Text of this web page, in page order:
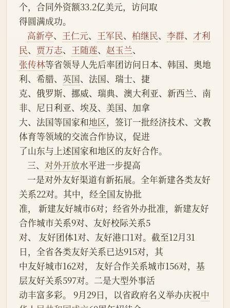
个，合同外资额33.2亿美元，访问取
得圆满成功。
高新亭、 王仁元、 王军民、 柏继民、 李群、 才利
民、 贾万志、 王随莲、 赵玉兰、
张传林等省领导人先后率团访问日本、韩国、奥地
利、希腊、 英国、法国、瑞士、捷
克、俄罗斯、挪威、瑞典、澳大利亚、新西兰、南
非、尼日利亚、埃及、美国、加拿
大、法国等国家和地区，签订一批经济技术、文教
体育等领域的交流合作协议，促进
了山东与上述国家和地区的友好合作。
    三、
对外开放水平进一步提高
关系22对。其中，经全国友协批
准， 新建友好城市6对；经省外办批准，新建友好
合作城市关系9对、友好校际关系5
对、 友好团体1对、友好港口1对。截至12月31
日，全省各类友好关系已达915对，其
中友好城市162对， 友好合作关系城市156对，基
层友好关系597对。二是大型外事活
动丰富多彩。 9月29日，以省政府名义举办庆祝中